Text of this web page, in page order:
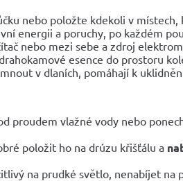
nebo položte kdekoli v
energii a poruchy, po každém
nebo mezi sebe a zdroj
esence do prostoru
v dlaních, pomáhají k
proudem vlažné vody nebo
položit ho na drúzu křišťálu a
na prudké světlo, nenabíjet na